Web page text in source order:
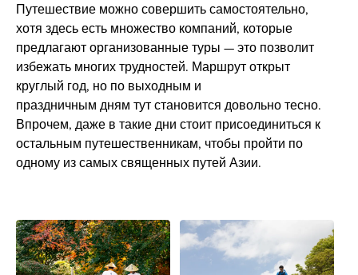
Путешествие можно совершить самостоятельно,
хотя здесь есть множество компаний, которые
предлагают организованные туры — это позволит
избежать многих трудностей. Маршрут открыт
круглый год, но по выходным и
праздничным дням тут становится довольно тесно.
Впрочем, даже в такие дни стоит присоединиться к
остальным путешественникам, чтобы пройти по
одному из самых священных путей Азии.